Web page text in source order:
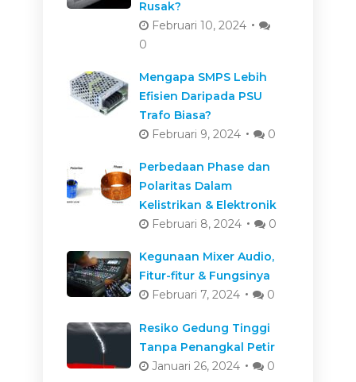
Rusak?
Februari 10, 2024
0
Mengapa SMPS Lebih
Efisien Daripada PSU
Trafo Biasa?
Februari 9, 2024
0
Perbedaan Phase dan
Polaritas Dalam
Kelistrikan & Elektronik
Februari 8, 2024
0
Kegunaan Mixer Audio,
Fitur-fitur & Fungsinya
Februari 7, 2024
0
Resiko Gedung Tinggi
Tanpa Penangkal Petir
Januari 26, 2024
0